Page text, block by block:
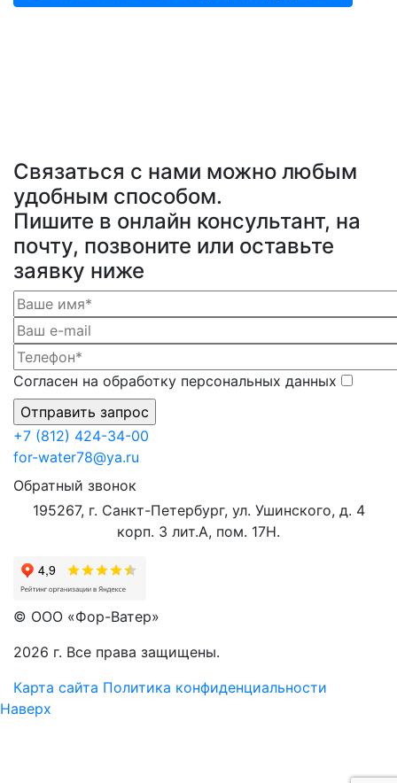
Связаться с нами можно любым
удобным способом.
Пишите в онлайн консультант, на
почту, позвоните или оставьте
заявку ниже
Согласен на обработку персональных данных
+7 (812) 424-34-00
for-water78@ya.ru
Обратный звонок
195267, г. Санкт-Петербург, ул. Ушинского, д. 4
корп. 3 лит.А, пом. 17Н.
© ООО «Фор-Ватер»
2026 г. Все права защищены.
Карта сайта Политика конфиденциальности
Наверх